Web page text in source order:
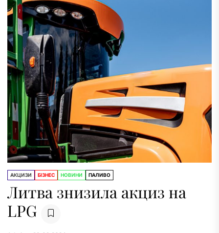
АКЦИЗИ БІЗНЕС НОВИНИ ПАЛИВО
Литва знизила акциз на
LPG